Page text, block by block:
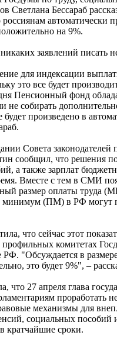
Светлана Бессараб
автоматически
на 9%.
заявлений писать
для индексации
это все будет
Пенсионный фонд
не собирать
будет произведено в
Совета законодателей
сообщил, что решения
а также зарплат
Вместе с тем в СМИ
размер оплаты труда
(ПМ) в РФ могут
что сейчас этот
профильных комитетах
РФ. "Обсуждается в
это будет 9%", –
что 27 апреля глава
проработать
механизмы для
социальных пособий
кратчайшие сроки.